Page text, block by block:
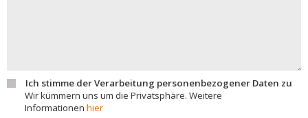
Ich stimme der Verarbeitung personenbezogener Daten zu
Wir kümmern uns um die Privatsphäre. Weitere
Informationen hier